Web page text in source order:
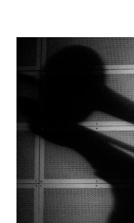
Betalte spilleoppdrag
Utveksling og reiser
Mangfold og likestilling
AKTUELT
Arrangementer